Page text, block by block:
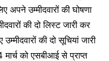
अपने उम्मीदवारों की घोषणा
की दो लिस्ट जारी कर
की दो सूचियां जारी
को एसबीआई से प्राप्त